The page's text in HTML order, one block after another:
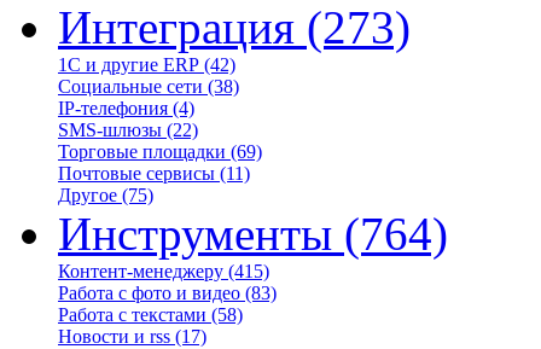
Интеграция (273)
1С и другие ERP (42)
Социальные сети (38)
IP-телефония (4)
SMS-шлюзы (22)
Торговые площадки (69)
Почтовые сервисы (11)
Другое (75)
Инструменты (764)
Контент-менеджеру (415)
Работа с фото и видео (83)
Работа с текстами (58)
Новости и rss (17)